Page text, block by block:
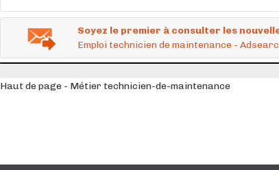
Soyez le premier à consulter les
Emploi technicien de maintenance -
Haut de page - Métier technicien-de-maintenance